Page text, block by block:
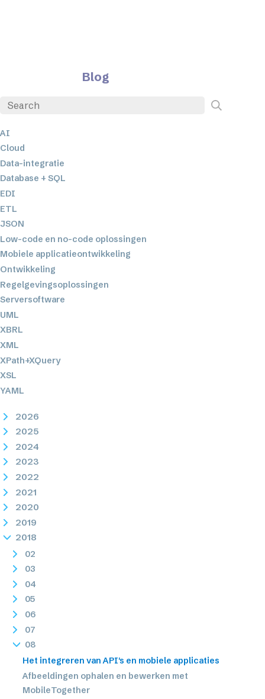
Blog
AI
Cloud
Data-integratie
Database + SQL
EDI
ETL
JSON
Low-code en no-code oplossingen
Mobiele applicatieontwikkeling
Ontwikkeling
Regelgevingsoplossingen
Serversoftware
UML
XBRL
XML
XPath+XQuery
XSL
YAML
2026
2025
2024
2023
2022
2021
2020
2019
2018
02
03
04
05
06
07
08
Het integreren van API's en mobiele applicaties
Afbeeldingen ophalen en bewerken met
MobileTogether